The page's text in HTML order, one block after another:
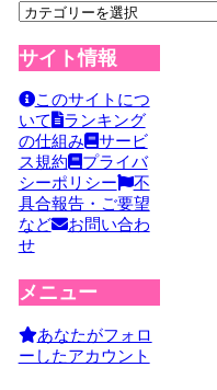
サイト情報
このサイトにつ
いて
ランキング
の仕組み
サービ
ス規約
プライバ
シーポリシー
不
具合報告・ご要望
など
お問い合わ
せ
メニュー
あなたがフォロ
ーしたアカウント